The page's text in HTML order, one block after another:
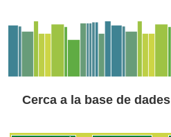
Cerca a la base de dades